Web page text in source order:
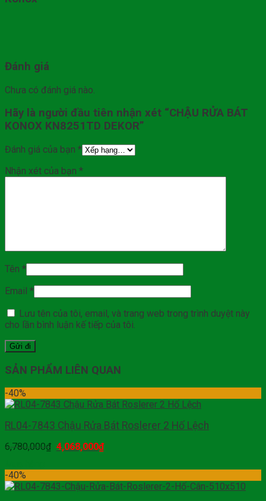
Đánh giá
Chưa có đánh giá nào.
Hãy là người đầu tiên nhận xét “CHẬU RỬA BÁT
KONOX KN8251TD DEKOR”
Đánh giá của bạn *
Nhận xét của bạn *
Tên *
Email *
Lưu tên của tôi, email, và trang web trong trình duyệt này
cho lần bình luận kế tiếp của tôi.
SẢN PHẨM LIÊN QUAN
-40%
RL04-7843 Chậu Rửa Bát Roslerer 2 Hố Lệch
6,780,000₫ 4,068,000₫
-40%